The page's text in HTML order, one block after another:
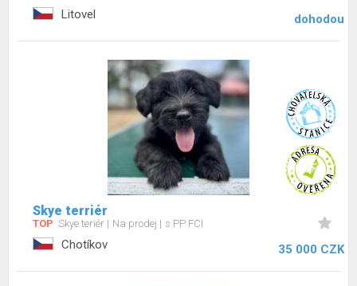
Litovel dohodou
Skye terriér
TOP Skye teriér Na prodej s PP FCI
Chotíkov 35 000 CZK